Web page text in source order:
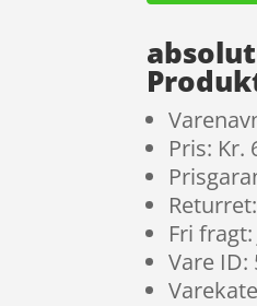
Pris: Kr.
Fri
Vare ID: